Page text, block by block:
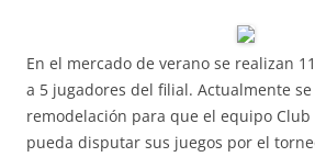
En el mercado de verano se realizan
a 5 jugadores del filial. Actualmente
remodelación para que el equipo Club
pueda disputar sus juegos por el